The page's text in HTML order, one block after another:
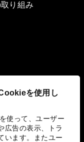
を使用し
使って、ユーザー
広告の表示、トラ
います。またユー
り組み